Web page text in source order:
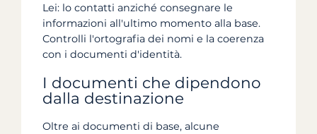
Lei: lo contatti anziché consegnare le
informazioni all'ultimo momento alla base.
Controlli l'ortografia dei nomi e la coerenza
con i documenti d'identità.
I documenti che dipendono
dalla destinazione
Oltre ai documenti di base, alcune